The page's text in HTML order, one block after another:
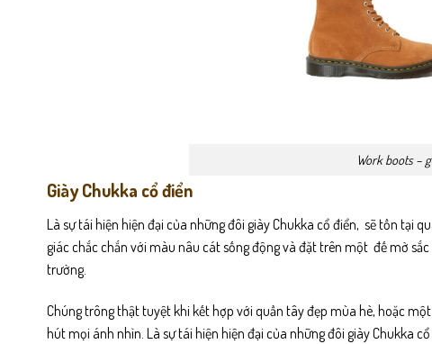
Work boots –
Giày Chukka cổ điển
Là sự tái hiện hiện đại của những đôi giày Chukka cổ điển, sẽ tồn tại
giác chắc chắn với màu nâu cát sống động và đặt trên một đế mờ
trường.
Chúng trông thật tuyệt khi kết hợp với quần tây đẹp mùa hè, hoặc
hút mọi ánh nhìn. Là sự tái hiện hiện đại của những đôi giày Chukka